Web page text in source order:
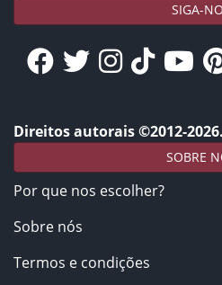
SIGA-
Direitos autorais ©2012-
SOBRE
Por que nos escolher?
Sobre nós
Termos e condições